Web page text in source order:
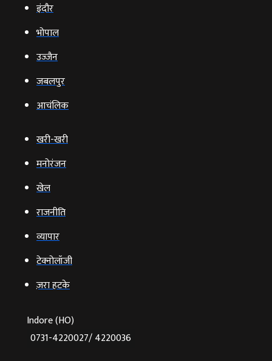
इंदौर
भोपाल
उज्‍जैन
जबलपुर
आचंलिक
खरी-खरी
मनोरंजन
खेल
राजनीति
व्‍यापार
टेक्‍नोलॉजी
ज़रा हटके
Indore (HO)
0731-4220027/ 4220036